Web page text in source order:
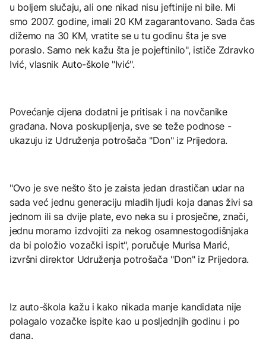
u boljem slučaju, ali one nikad nisu jeftinije ni bile. Mi
smo 2007. godine, imali 20 KM zagarantovano. Sada čas
dižemo na 30 KM, vratite se u tu godinu šta je sve
poraslo. Samo nek kažu šta je pojeftinilo", ističe Zdravko
Ivić, vlasnik Auto-škole "Ivić".
Povećanje cijena dodatni je pritisak i na novčanike
građana. Nova poskupljenja, sve se teže podnose -
ukazuju iz Udruženja potrošača "Don" iz Prijedora.
"Ovo je sve nešto što je zaista jedan drastičan udar na
sada već jednu generaciju mladih ljudi koja danas živi sa
jednom ili sa dvije plate, evo neka su i prosječne, znači,
jednu moramo izdvojiti za nekog osamnestogodišnjaka
da bi položio vozački ispit", poručuje Murisa Marić,
izvršni direktor Udruženja potrošača "Don" iz Prijedora.
Iz auto-škola kažu i kako nikada manje kandidata nije
polagalo vozačke ispite kao u posljednjih godinu i po
dana.